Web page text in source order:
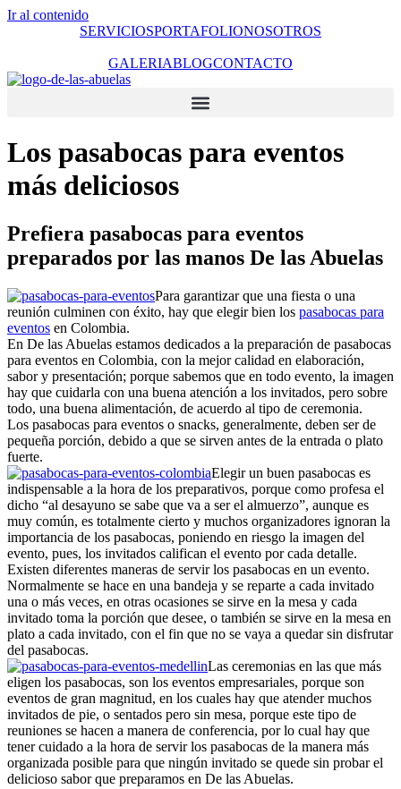
Ir al contenido
SERVICIOSPORTAFOLIONOSOTROS
GALERIABLOGCONTACTO
Los pasabocas para eventos
más deliciosos
Prefiera pasabocas para eventos
preparados por las manos De las Abuelas
Para garantizar que una fiesta o una
reunión culminen con éxito, hay que elegir bien los pasabocas para
eventos en Colombia.
En De las Abuelas estamos dedicados a la preparación de pasabocas
para eventos en Colombia, con la mejor calidad en elaboración,
sabor y presentación; porque sabemos que en todo evento, la imagen
hay que cuidarla con una buena atención a los invitados, pero sobre
todo, una buena alimentación, de acuerdo al tipo de ceremonia.
Los pasabocas para eventos o snacks, generalmente, deben ser de
pequeña porción, debido a que se sirven antes de la entrada o plato
fuerte.
Elegir un buen pasabocas es
indispensable a la hora de los preparativos, porque como profesa el
dicho “al desayuno se sabe que va a ser el almuerzo”, aunque es
muy común, es totalmente cierto y muchos organizadores ignoran la
importancia de los pasabocas, poniendo en riesgo la imagen del
evento, pues, los invitados califican el evento por cada detalle.
Existen diferentes maneras de servir los pasabocas en un evento.
Normalmente se hace en una bandeja y se reparte a cada invitado
una o más veces, en otras ocasiones se sirve en la mesa y cada
invitado toma la porción que desee, o también se sirve en la mesa en
plato a cada invitado, con el fin que no se vaya a quedar sin disfrutar
del pasabocas.
Las ceremonias en las que más
eligen los pasabocas, son los eventos empresariales, porque son
eventos de gran magnitud, en los cuales hay que atender muchos
invitados de pie, o sentados pero sin mesa, porque este tipo de
reuniones se hacen a manera de conferencia, por lo cual hay que
tener cuidado a la hora de servir los pasabocas de la manera más
organizada posible para que ningún invitado se quede sin probar el
delicioso sabor que preparamos en De las Abuelas.